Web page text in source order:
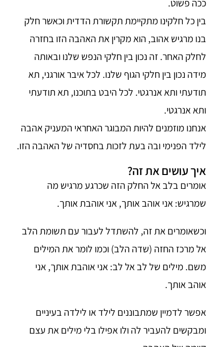
ככה פשוט.
בין כל חלקינו מתקיימת תקשורת הדדית וכאשר חלק
בנו מרגיש אהוב, הוא מקרין את האהבה הזו בחזרה
לחלק האחר. זה נכון בין חלקי הנפש שלנו ובאותה
מידה נכון בין חלקי הגוף שלנו. לכל איבר אורגני, תא
תודעתי ותא אנרגטי. לכל היבט בתוכנו, תא תודעתי
ותא אנרגטי.
אנחנו מוזמנים להיות המבוגר האחראי המעניק אהבה
לילד הפנימי ובה בעת לזכות בחסדיה של האהבה הזו.
איך עושים את זה?
אומרים בלב אל החלק הזה שכרגע מרגיש מה
שמרגיש: אני אוהב אותך, אני אוהבת אותך.
וכשאומרים את זה, להשתדל לעבור עם תשומת הלב
אל מרכז החזה (שדה הלב) וכמו לומר את המילים
משם. מילים של לב אל לב: אני אוהבת אותך, אני
אוהב אותך.
אפשר לדמיין שמתבוננים לילד או לילדה בעיניים
ומבקשים להעביר לה ולו אפילו בלי מילים את עצם